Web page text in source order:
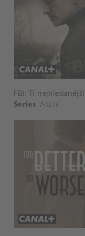
FBI: Ti nejhledanější
Series Akční